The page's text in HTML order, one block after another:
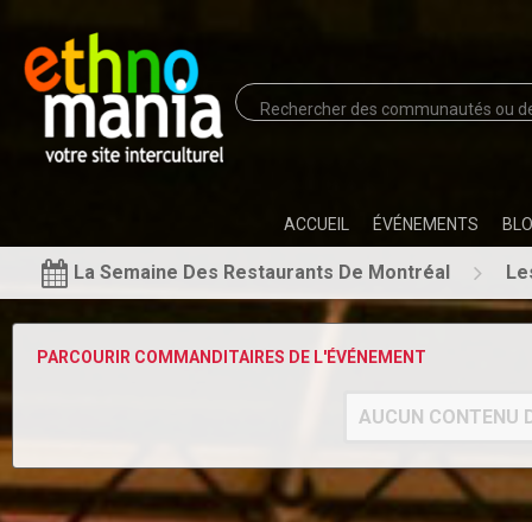
ACCUEIL ÉVÉNEMENTS
La Semaine Des Restaurants De Montréal
PARCOURIR COMMANDITAIRES DE L'ÉVÉNEMENT
AUCUN CONTENU